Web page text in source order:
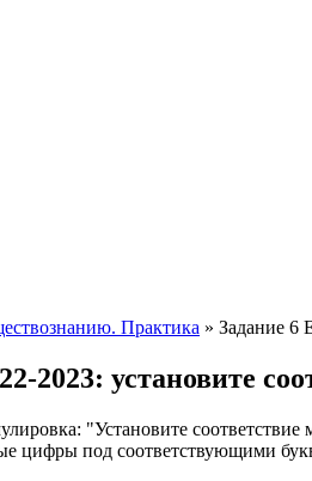
Практика » Задание
2023: установите
"Установите
цифры под соответствующими